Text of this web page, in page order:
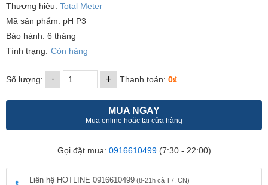
Thương hiệu: Total Meter
Mã sản phẩm: pH P3
Bảo hành: 6 tháng
Tình trạng: Còn hàng
Số lượng: - + Thanh toán: 0₫
MUA NGAY
Mua online hoặc tại cửa hàng
Gọi đặt mua: 0916610499(7:30 - 22:00)
Liên hệ HOTLINE 0916610499 (8-21h cả T7, CN)